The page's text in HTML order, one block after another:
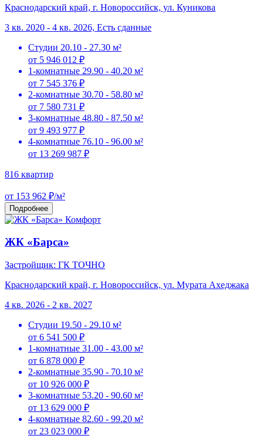
Краснодарский край, г. Новороссийск, ул. Куникова
3 кв. 2020 - 4 кв. 2026, Есть сданные
Студии 20.10 - 27.30 м²
от 5 946 012 ₽
1-комнатные 29.90 - 40.20 м²
от 7 545 376 ₽
2-комнатные 30.70 - 58.80 м²
от 7 580 731 ₽
3-комнатные 48.80 - 87.50 м²
от 9 493 977 ₽
4-комнатные 76.10 - 96.00 м²
от 13 269 987 ₽
816 квартир
от 153 962 ₽/м²
Подробнее
Комфорт
ЖК «Барса»
Застройщик: ГК ТОЧНО
Краснодарский край, г. Новороссийск, ул. Мурата Ахеджака
4 кв. 2026 - 2 кв. 2027
Студии 19.50 - 29.10 м²
от 6 541 500 ₽
1-комнатные 31.00 - 43.00 м²
от 6 878 000 ₽
2-комнатные 35.90 - 70.10 м²
от 10 926 000 ₽
3-комнатные 53.20 - 90.60 м²
от 13 629 000 ₽
4-комнатные 82.60 - 99.20 м²
от 23 023 000 ₽